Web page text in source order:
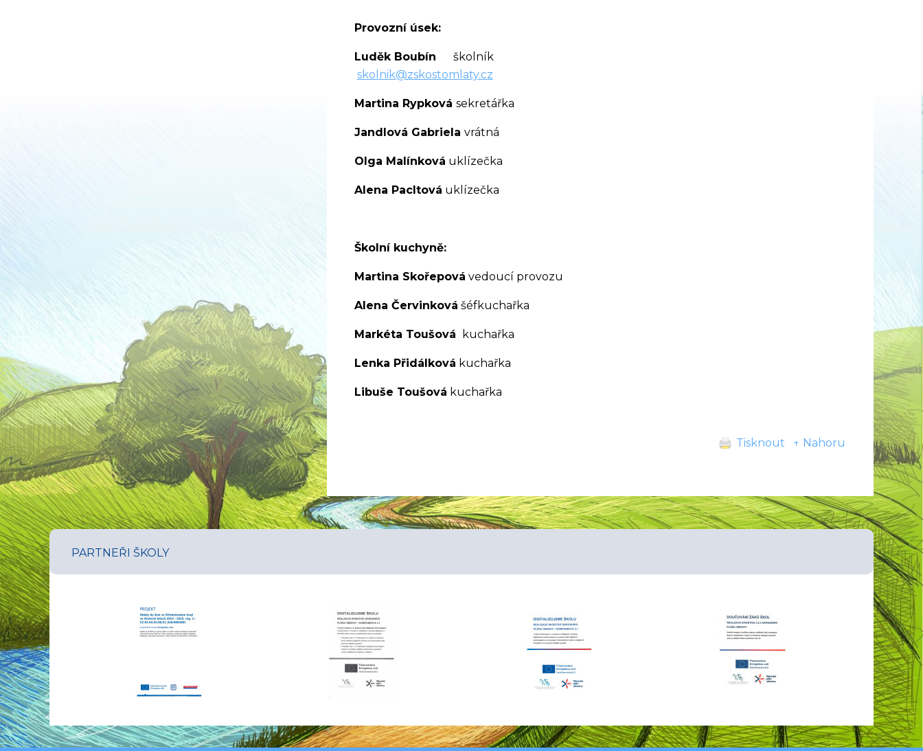
Provozní úsek:
Luděk Boubín školník
skolnik@zskostomlaty.cz
Martina Rypková sekretářka
Jandlová Gabriela vrátná
Olga Malínková uklízečka
Alena Pacltová uklízečka
Školní kuchyně:
Martina Skořepová vedoucí provozu
Alena Červinková šéfkuchařka
Markéta Toušová kuchařka
Lenka Přidálková kuchařka
Libuše Toušová kuchařka
Tisknout ↑ Nahoru
PARTNEŘI ŠKOLY